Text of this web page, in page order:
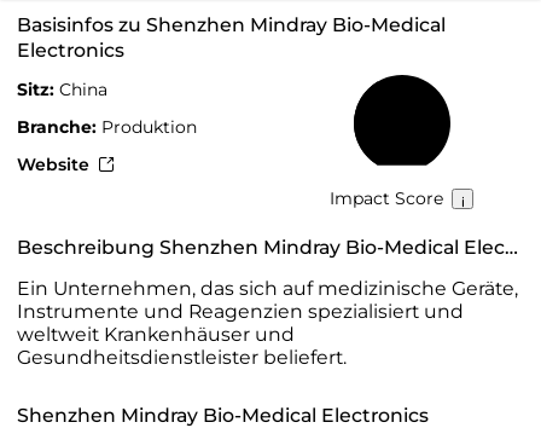
Basisinfos zu Shenzhen Mindray Bio-Medical
Electronics
Sitz: China
Branche: Produktion
Website
Impact Score
Beschreibung Shenzhen Mindray Bio-Medical Electronics
Ein Unternehmen, das sich auf medizinische Geräte,
Instrumente und Reagenzien spezialisiert und
weltweit Krankenhäuser und
Gesundheitsdienstleister beliefert.
Shenzhen Mindray Bio-Medical Electronics